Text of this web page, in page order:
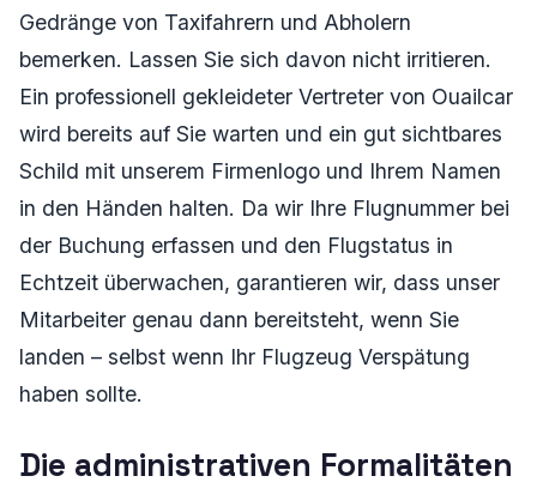
Gedränge von Taxifahrern und Abholern
bemerken. Lassen Sie sich davon nicht irritieren.
Ein professionell gekleideter Vertreter von Ouailcar
wird bereits auf Sie warten und ein gut sichtbares
Schild mit unserem Firmenlogo und Ihrem Namen
in den Händen halten. Da wir Ihre Flugnummer bei
der Buchung erfassen und den Flugstatus in
Echtzeit überwachen, garantieren wir, dass unser
Mitarbeiter genau dann bereitsteht, wenn Sie
landen – selbst wenn Ihr Flugzeug Verspätung
haben sollte.
Die administrativen Formalitäten